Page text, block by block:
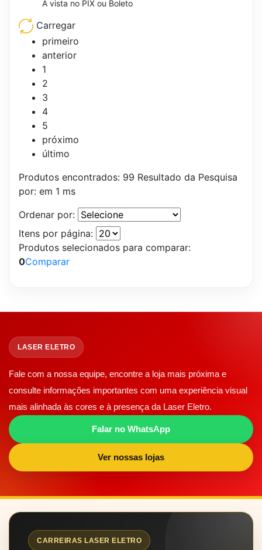
À vista no PIX ou Boleto
Carregar
primeiro
anterior
1
2
3
4
5
próximo
último
Produtos encontrados: 99 Resultado da Pesquisa
por: em 1 ms
Ordenar por:
Itens por página:
Produtos selecionados para comparar:
0Comparar
LASER ELETRO
Fale com a nossa equipe, encontre a loja mais próxima e
consulte informações importantes com uma experiência visual
mais alinhada às cores e à presença da Laser Eletro.
Falar no WhatsApp
Ver nossas lojas
CARREIRAS LASER ELETRO